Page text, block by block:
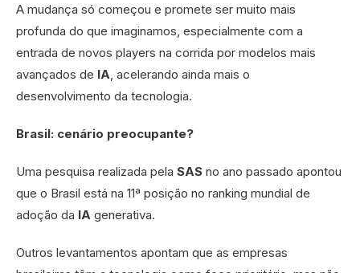
A mudança só começou e promete ser muito mais
profunda do que imaginamos, especialmente com a
entrada de novos players na corrida por modelos mais
avançados de IA , acelerando ainda mais o
desenvolvimento da tecnologia.
Brasil: cenário preocupante?
Uma pesquisa realizada pela SAS no ano passado apontou
que o Brasil está na 11ª posição no ranking mundial de
adoção da IA generativa.
Outros levantamentos apontam que as empresas